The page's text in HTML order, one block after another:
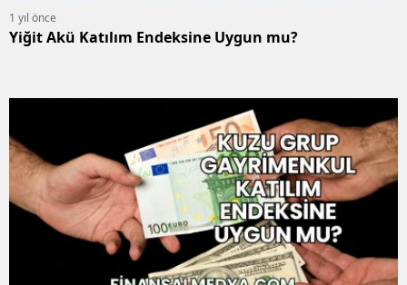
1 yıl önce
Yiğit Akü Katılım Endeksine Uygun mu?